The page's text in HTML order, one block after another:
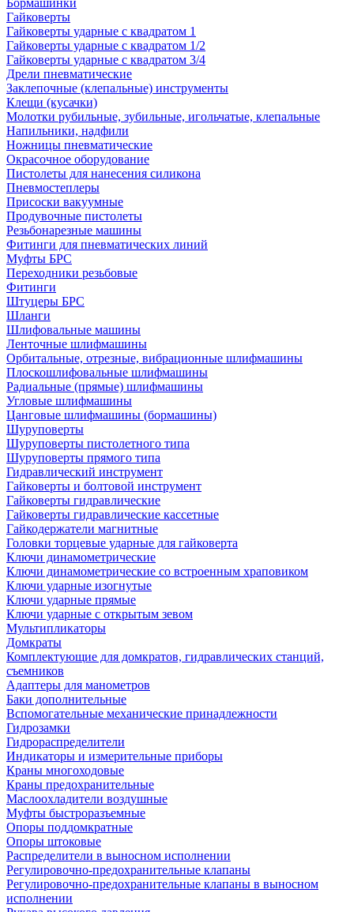
Бормашинки
Гайковерты
Гайковерты ударные с квадратом 1
Гайковерты ударные с квадратом 1/2
Гайковерты ударные с квадратом 3/4
Дрели пневматические
Заклепочные (клепальные) инструменты
Клещи (кусачки)
Молотки рубильные, зубильные, игольчатые, клепальные
Напильники, надфили
Ножницы пневматические
Окрасочное оборудование
Пистолеты для нанесения силикона
Пневмостеплеры
Присоски вакуумные
Продувочные пистолеты
Резьбонарезные машины
Фитинги для пневматических линий
Муфты БРС
Переходники резьбовые
Фитинги
Штуцеры БРС
Шланги
Шлифовальные машины
Ленточные шлифмашины
Орбитальные, отрезные, вибрационные шлифмашины
Плоскошлифовальные шлифмашины
Радиальные (прямые) шлифмашины
Угловые шлифмашины
Цанговые шлифмашины (бормашины)
Шуруповерты
Шуруповерты пистолетного типа
Шуруповерты прямого типа
Гидравлический инструмент
Гайковерты и болтовой инструмент
Гайковерты гидравлические
Гайковерты гидравлические кассетные
Гайкодержатели магнитные
Головки торцевые ударные для гайковерта
Ключи динамометрические
Ключи динамометрические со встроенным храповиком
Ключи ударные изогнутые
Ключи ударные прямые
Ключи ударные с открытым зевом
Мультипликаторы
Домкраты
Комплектующие для домкратов, гидравлических станций,
съемников
Адаптеры для манометров
Баки дополнительные
Вспомогательные механические принадлежности
Гидрозамки
Гидрораспределители
Индикаторы и измерительные приборы
Краны многоходовые
Краны предохранительные
Маслоохладители воздушные
Муфты быстроразъемные
Опоры поддомкратные
Опоры штоковые
Распределители в выносном исполнении
Регулировочно-предохранительные клапаны
Регулировочно-предохранительные клапаны в выносном
исполнении